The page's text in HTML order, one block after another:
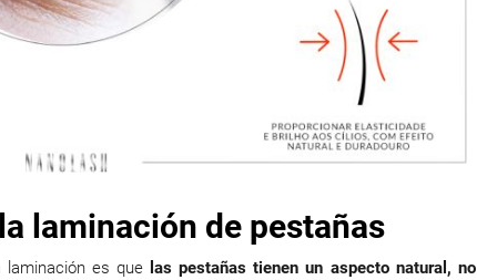
laminación de pestañas
es que las pestañas tienen un aspecto natural, no